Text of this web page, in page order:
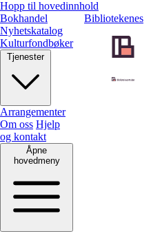
Hopp til hovedinnhold
Bibliotekenes
Bokhandel
Nyhetskatalog
Kulturfondbøker
Tjenester
Arrangementer
Om oss Hjelp
og kontakt
Åpne
hovedmeny